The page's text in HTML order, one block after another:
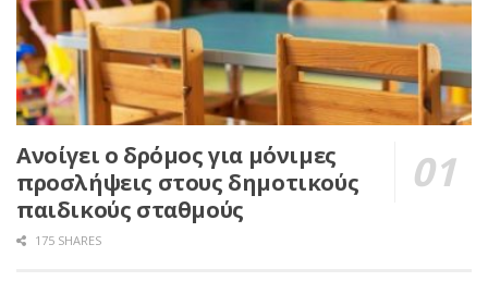
Ανοίγει ο δρόμος για μόνιμες
προσλήψεις στους δημοτικούς
παιδικούς σταθμούς
175 SHARES